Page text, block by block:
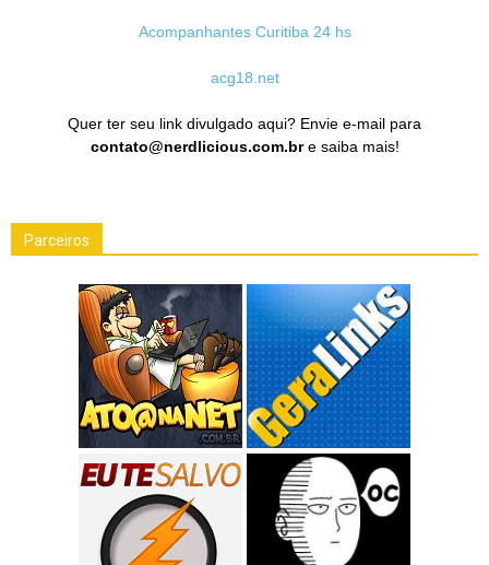
Acompanhantes Curitiba 24 hs
acg18.net
Quer ter seu link divulgado aqui? Envie e-mail para
contato@nerdlicious.com.bre saiba mais!
Parceiros